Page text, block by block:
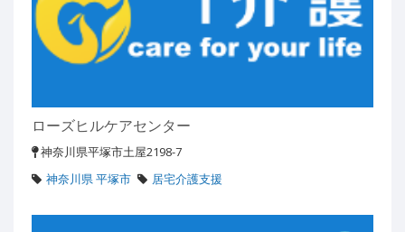
ローズヒルケアセンター
神奈川県平塚市土屋2198-7
神奈川県 平塚市
居宅介護支援